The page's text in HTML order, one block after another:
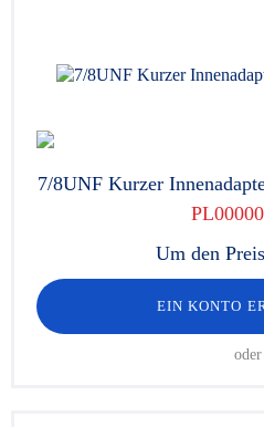
7/8UNF Kurzer
Um den
EIN KONTO
oder